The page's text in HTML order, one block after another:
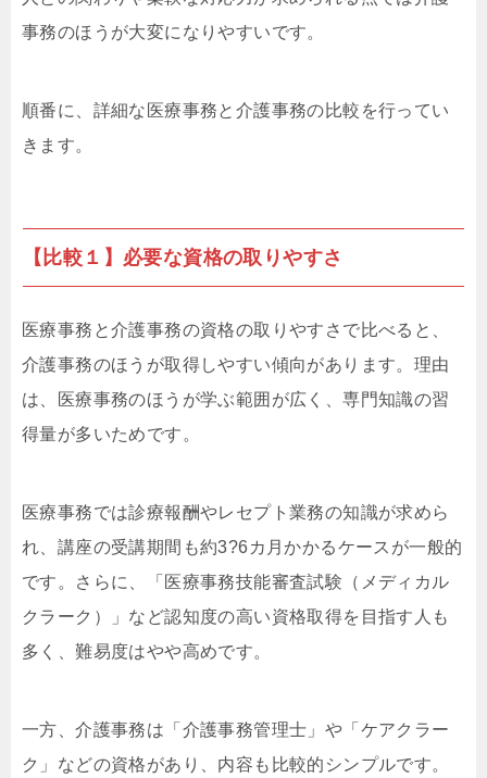
事務のほうが大変になりやすいです。
順番に、詳細な医療事務と介護事務の比較を行ってい
きます。
【比較１】必要な資格の取りやすさ
医療事務と介護事務の資格の取りやすさで比べると、
介護事務のほうが取得しやすい傾向があります。理由
は、医療事務のほうが学ぶ範囲が広く、専門知識の習
得量が多いためです。
医療事務では診療報酬やレセプト業務の知識が求めら
れ、講座の受講期間も約3?6カ月かかるケースが一般的
です。さらに、「医療事務技能審査試験（メディカル
クラーク）」など認知度の高い資格取得を目指す人も
多く、難易度はやや高めです。
一方、介護事務は「介護事務管理士」や「ケアクラー
ク」などの資格があり、内容も比較的シンプルです。